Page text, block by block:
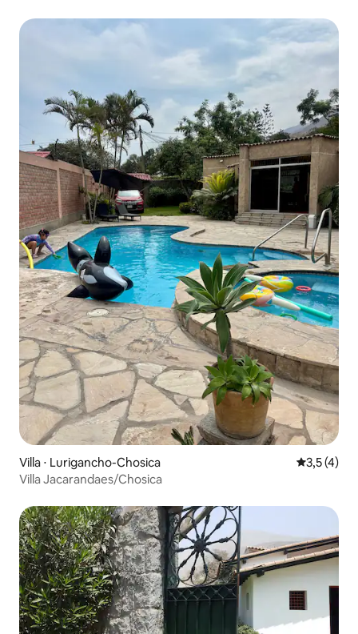
Villa ⋅ Lurigancho-Chosica Évaluation
3,5 (4)
Villa Jacarandaes/Chosica